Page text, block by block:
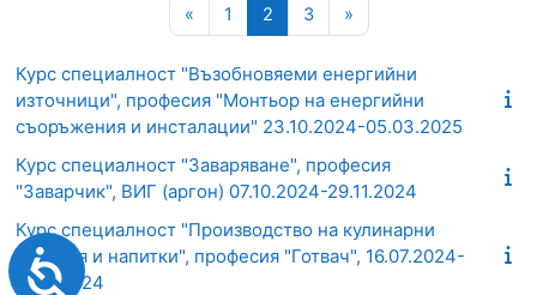
Достъпност
«Предишна страница
1 Страница 1
2Страница 2
3Страница 3
»Следваща страница
Курс специалност "Възобновяеми енергийни
източници", професия "Монтьор на енергийни
съоръжения и инсталации" 23.10.2024-05.03.2025
Курс специалност "Заваряване", професия
"Заварчик", ВИГ (аргон) 07.10.2024-29.11.2024
Курс специалност "Производство на кулинарни
изделия и напитки", професия "Готвач", 16.07.2024-
13.11.2024